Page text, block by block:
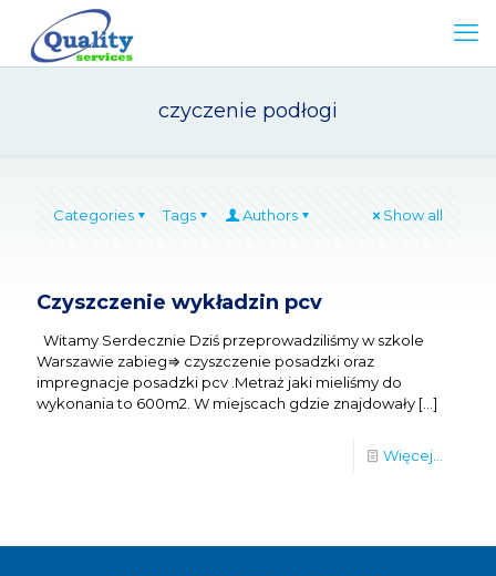
czyczenie podłogi
Categories Tags Authors Show all
Czyszczenie wykładzin pcv
Witamy Serdecznie Dziś przeprowadziliśmy w szkole
Warszawie zabieg⇒ czyszczenie posadzki oraz
impregnacje posadzki pcv .Metraż jaki mieliśmy do
wykonania to 600m2. W miejscach gdzie znajdowały […]
Więcej...